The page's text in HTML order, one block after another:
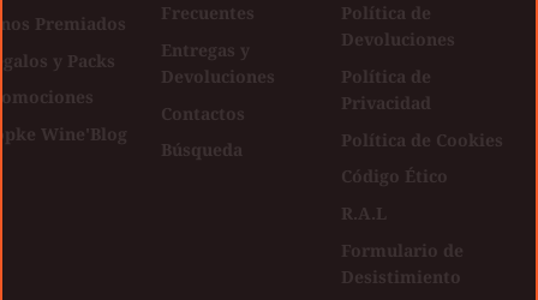
Premiados
y Packs
Wine'Blog
Frecuentes
Entregas y
Devoluciones
Contactos
Búsqueda
Política de
Devoluciones
Política de
Privacidad
Política de Cookies
Código Ético
R.A.L
Formulario de
Desistimiento